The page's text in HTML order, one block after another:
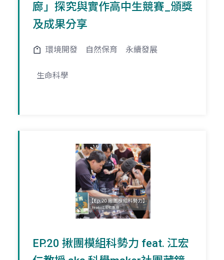
廊」探究與實作高中生競賽_頒獎
及成果分享
環境開發 自然保育 永續發展
生命科學
EP.20 揪團模組科勢力 feat. 江宏